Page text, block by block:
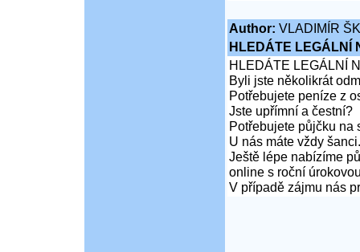
Author: VLADIMÍR
HLEDÁTE LEGÁLNÍ
HLEDÁTE LEGÁLNÍ
Byli jste několikrát
Potřebujete peníze z
Jste upřímní a čestní?
Potřebujete půjčku na
U nás máte vždy šanci.
Ještě lépe nabízíme
online s roční
V případě zájmu nás